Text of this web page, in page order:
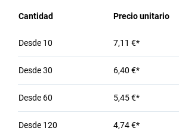
Cantidad Precio unitario
Desde 10 7,11 €*
Desde30 6,40 €*
Desde 60 5,45 €*
Desde 120 4,74 €*